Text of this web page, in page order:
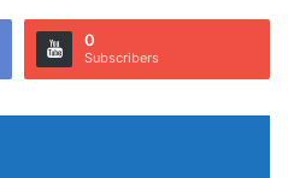
0
Subscribers